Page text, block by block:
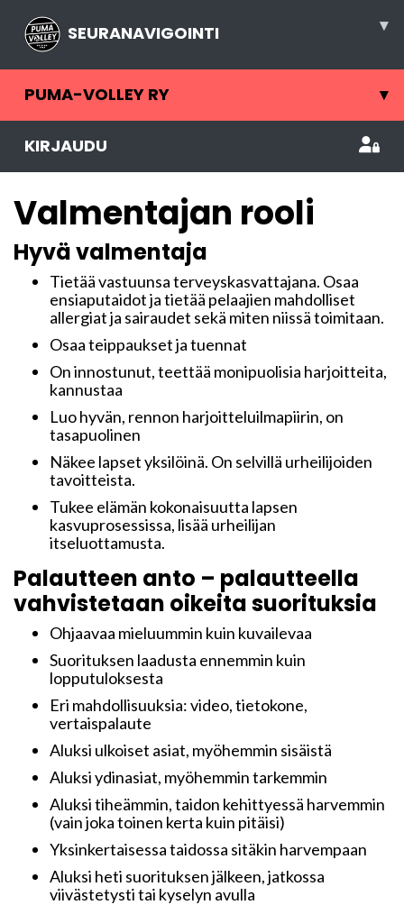
SEURANAVIGOINTI ▾
PUMA-VOLLEY RY ▾
KIRJAUDU
Valmentajan rooli
Hyvä valmentaja
Tietää vastuunsa terveyskasvattajana. Osaa
ensiaputaidot ja tietää pelaajien mahdolliset
allergiat ja sairaudet sekä miten niissä toimitaan.
Osaa teippaukset ja tuennat
On innostunut, teettää monipuolisia harjoitteita,
kannustaa
Luo hyvän, rennon harjoitteluilmapiirin, on
tasapuolinen
Näkee lapset yksilöinä. On selvillä urheilijoiden
tavoitteista.
Tukee elämän kokonaisuutta lapsen
kasvuprosessissa, lisää urheilijan
itseluottamusta.
Palautteen anto – palautteella
vahvistetaan oikeita suorituksia
Ohjaavaa mieluummin kuin kuvailevaa
Suorituksen laadusta ennemmin kuin
lopputuloksesta
Eri mahdollisuuksia: video, tietokone,
vertaispalaute
Aluksi ulkoiset asiat, myöhemmin sisäistä
Aluksi ydinasiat, myöhemmin tarkemmin
Aluksi tiheämmin, taidon kehittyessä harvemmin
(vain joka toinen kerta kuin pitäisi)
Yksinkertaisessa taidossa sitäkin harvempaan
Aluksi heti suorituksen jälkeen, jatkossa
viivästetysti tai kyselyn avulla